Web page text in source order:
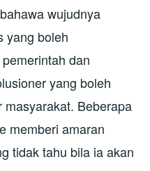
wujudnya
yang boleh
dan
yang boleh
Beberapa
memberi amaran
tidak tahu bila ia akan